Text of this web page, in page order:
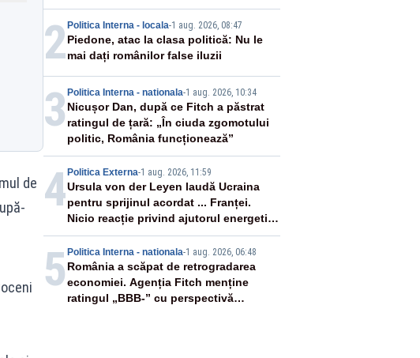
de
România
2 Politica Interna - locala-1 aug. 2026, 08:47
Piedone, atac la clasa politică: Nu le
mai dați românilor false iluzii
3 Politica Interna - nationala-1 aug. 2026, 10:34
Nicușor Dan, după ce Fitch a păstrat
ratingul de țară: „În ciuda zgomotului
politic, România funcționează”
4 Politica Externa-1 aug. 2026, 11:59
Ursula von der Leyen laudă Ucraina
pentru sprijinul acordat ... Franței.
Nicio reacție privind ajutorul energetic
promis României
5 Politica Interna - nationala-1 aug. 2026, 06:48
România a scăpat de retrogradarea
economiei. Agenția Fitch menține
ratingul „BBB-” cu perspectivă